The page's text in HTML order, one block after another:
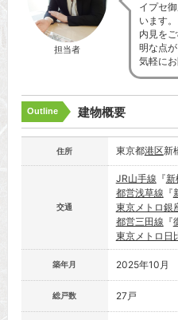
担当者
イプセ
います。
内見を
明な点
気軽に
Outline 建物概要
住所 東京都港区新
交通
JR山手線 『新
都営浅草線 『
東京メトロ銀
都営三田線 『
東京メトロ日
築年月 2025年10月
総戸数 27戸